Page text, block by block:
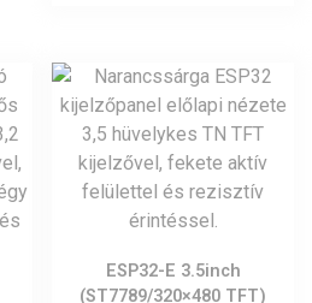
ESP32-E 3.5inch
(ST7789/320×480 TFT)